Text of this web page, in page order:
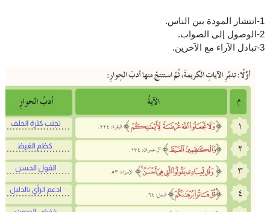
1-انتشار المودة بين الناس.
2-الوصول إلى الصواب.
3-تبادل الآراء مع الآخرين.